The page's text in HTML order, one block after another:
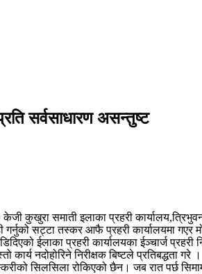
सर्वसाधारण असन्तुष्ट
कुखुरा समाती इलाका प्रहरी
गर्नुको सट्टा तस्कर आफै प्रहरी कार्यालयमा गएर
ईलाका प्रहरी कार्यालयका ईञ्चार्ज
नदोहोरिने निरीक्षक बिष्टले प्रतिबद्धता गरे ।
तस्करीको सिलसिला रोकिएको छैन। जब रात पर्छ